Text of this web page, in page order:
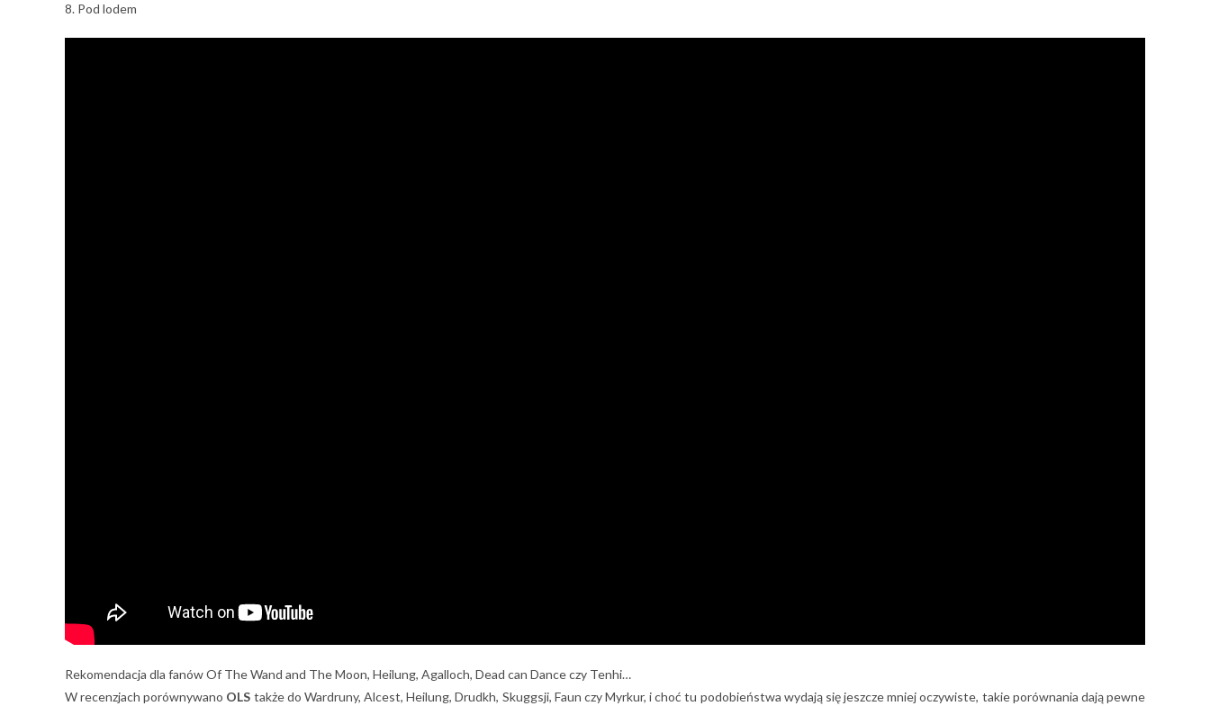
8. Pod lodem
Rekomendacja dla fanów Of The Wand and The Moon, Heilung, Agalloch, Dead can Dance czy Tenhi…
W recenzjach porównywano OLS także do Wardruny, Alcest, Heilung, Drudkh, Skuggsji, Faun czy Myrkur, i choć tu podobieństwa wydają się jeszcze mniej oczywiste, takie porównania dają pewne